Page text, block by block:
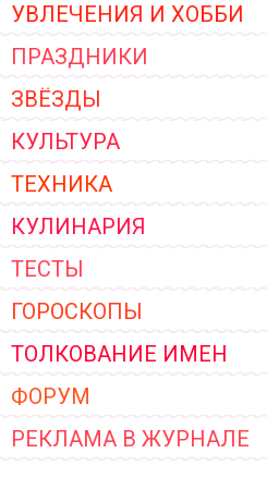
УВЛЕЧЕНИЯ И ХОББИ
ПРАЗДНИКИ
ЗВЁЗДЫ
КУЛЬТУРА
ТЕХНИКА
КУЛИНАРИЯ
ТЕСТЫ
ГОРОСКОПЫ
ТОЛКОВАНИЕ ИМЕН
ФОРУМ
РЕКЛАМА В ЖУРНАЛЕ